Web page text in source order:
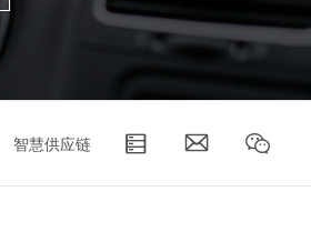
智慧供应链